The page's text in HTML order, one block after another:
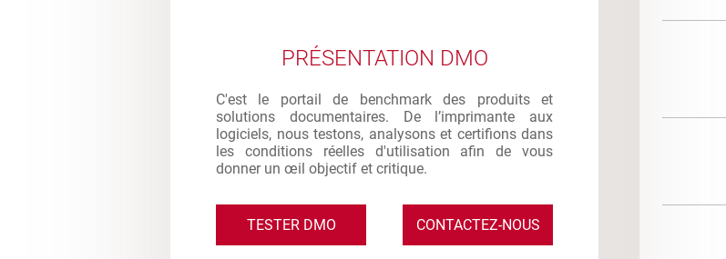
PRÉSENTATION DMO
C'est le portail de benchmark des produits et
solutions documentaires. De l’imprimante aux
logiciels, nous testons, analysons et certifions dans
les conditions réelles d'utilisation afin de vous
donner un œil objectif et critique.
TESTER DMO CONTACTEZ-NOUS